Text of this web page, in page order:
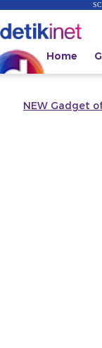
Home
NEW Gadget